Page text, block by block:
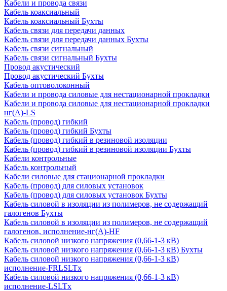
Кабели и провода связи
Кабель коаксиальный
Кабель коаксиальный Бухты
Кабель связи для передачи данных
Кабель связи для передачи данных Бухты
Кабель связи сигнальный
Кабель связи сигнальный Бухты
Провод акустический
Провод акустический Бухты
Кабель оптоволоконный
Кабели и провода силовые для нестационарной прокладки
Кабели и провода силовые для нестационарной прокладки
нг(А)-LS
Кабель (провод) гибкий
Кабель (провод) гибкий Бухты
Кабель (провод) гибкий в резиновой изоляции
Кабель (провод) гибкий в резиновой изоляции Бухты
Кабели контрольные
Кабель контрольный
Кабели силовые для стационарной прокладки
Кабель (провод) для силовых установок
Кабель (провод) для силовых установок Бухты
Кабель силовой в изоляции из полимеров, не содержащий
галогенов Бухты
Кабель силовой в изоляции из полимеров, не содержащий
галогенов, исполнение-нг(А)-HF
Кабель силовой низкого напряжения (0,66-1-3 кВ)
Кабель силовой низкого напряжения (0,66-1-3 кВ) Бухты
Кабель силовой низкого напряжения (0,66-1-3 кВ)
исполнение-FRLSLTx
Кабель силовой низкого напряжения (0,66-1-3 кВ)
исполнение-LSLTx